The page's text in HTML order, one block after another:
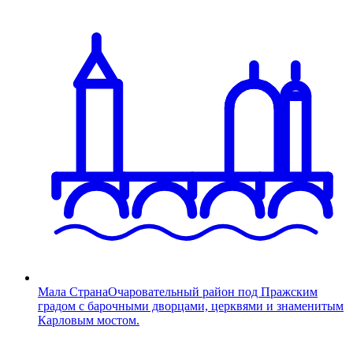
Мала СтранаОчаровательный район под Пражским
градом с барочными дворцами, церквями и знаменитым
Карловым мостом.